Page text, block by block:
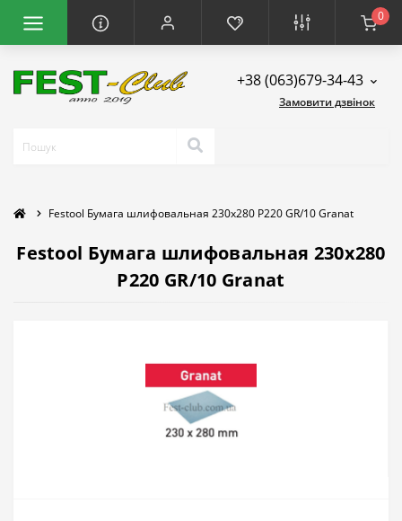
0
+38 (063)679-34-43
Замовити дзвінок
Festool Бумага шлифовальная 230x280 P220 GR/10 Granat
Festool Бумага шлифовальная 230x280
P220 GR/10 Granat